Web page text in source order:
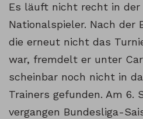
Es läuft nicht recht in der
Nationalspieler. Nach der
die erneut nicht das
war, fremdelt er unter
scheinbar noch nicht in
Trainers gefunden. Am 6.
vergangen Bundesliga-